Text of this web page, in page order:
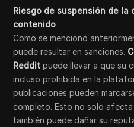
Riesgo de suspensión de la
contenido
Como se mencionó
puede resultar en sanciones.
Reddit puede llevar a que su
incluso prohibida en la
publicaciones pueden
completo. Esto no solo
también puede dañar su